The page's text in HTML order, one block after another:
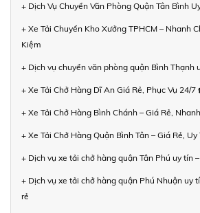
+ Dịch Vụ Chuyển Văn Phòng Quận Tân Bình
+ Xe Tải Chuyển Kho Xưởng TPHCM – Nhanh
Kiệm
+ Dịch vụ chuyển văn phòng quận Bình Thạnh
+ Xe Tải Chở Hàng Dĩ An Giá Rẻ, Phục Vụ 24/
+ Xe Tải Chở Hàng Bình Chánh – Giá Rẻ,
+ Xe Tải Chở Hàng Quận Bình Tân – Giá Rẻ,
+ Dịch vụ xe tải chở hàng quận Tân Phú uy tín
+ Dịch vụ xe tải chở hàng quận Phú Nhuận uy
rẻ